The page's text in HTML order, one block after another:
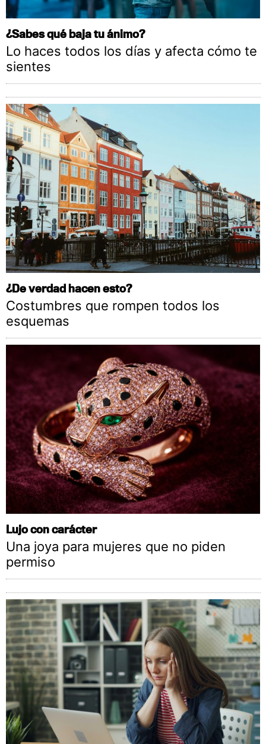
¿Sabes qué baja tu ánimo?
Lo haces todos los días y afecta cómo te
sientes
¿De verdad hacen esto?
Costumbres que rompen todos los
esquemas
Lujo con carácter
Una joya para mujeres que no piden
permiso